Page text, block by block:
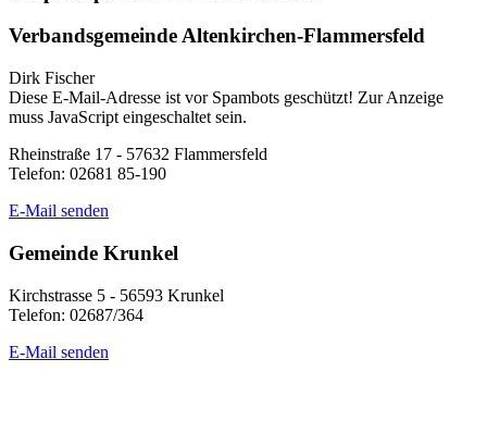
Verbandsgemeinde Altenkirchen-Flammersfeld
Dirk Fischer
Diese E-Mail-Adresse ist vor Spambots geschützt! Zur Anzeige
muss JavaScript eingeschaltet sein.
Rheinstraße 17 - 57632 Flammersfeld
Telefon: 02681 85-190
E-Mail senden
Gemeinde Krunkel
Kirchstrasse 5 - 56593 Krunkel
Telefon: 02687/364
E-Mail senden